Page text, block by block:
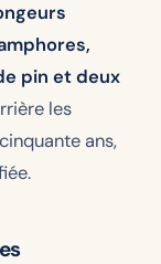
pin et deux
les
ans,